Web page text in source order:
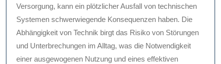
Versorgung, kann ein plötzlicher Ausfall von technischen
Systemen schwerwiegende Konsequenzen haben. Die
Abhängigkeit von Technik birgt das Risiko von Störungen
und Unterbrechungen im Alltag, was die Notwendigkeit
einer ausgewogenen Nutzung und eines effektiven